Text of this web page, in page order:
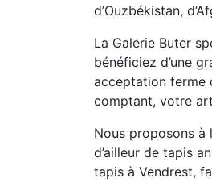
d’Ouzbékistan,
La Galerie Buter
bénéficiez d’une
acceptation ferme
comptant, votre
Nous proposons à
d’ailleur de tapis
tapis à Vendrest,